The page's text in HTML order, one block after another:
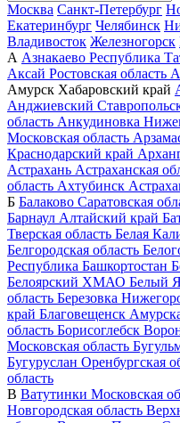
Москва Санкт-Петербург
Екатеринбург Челябинск
Владивосток Железногорск
А Азнакаево Республика
Аксай Ростовская область
Амурск Хабаровский край
Анджиевский
область Анкудиновка
Московская область
Краснодарский край
Астрахань Астраханская
область Ахтубинск
Б Балаково Саратовская
Барнаул Алтайский край
Тверская область Белая
Белгородская область
Республика Башкортостан
Белоярский ХМАО Белый
область Березовка
край Благовещенск
область Борисоглебск
Московская область
Бугуруслан Оренбургская
область
В Ватутинки Московская
Новгородская область